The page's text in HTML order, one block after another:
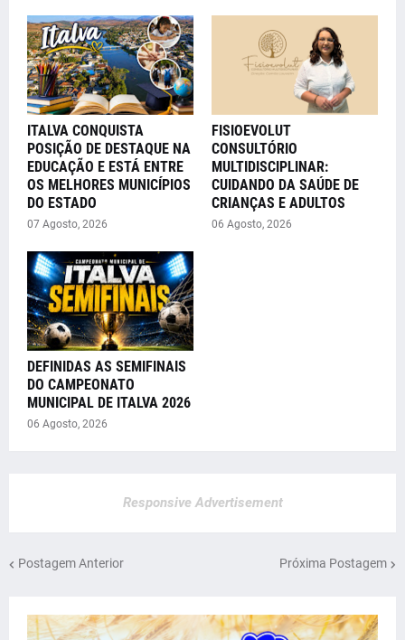
ITALVA CONQUISTA
POSIÇÃO DE DESTAQUE NA
EDUCAÇÃO E ESTÁ ENTRE
OS MELHORES MUNICÍPIOS
DO ESTADO
07 Agosto, 2026
FISIOEVOLUT
CONSULTÓRIO
MULTIDISCIPLINAR:
CUIDANDO DA SAÚDE DE
CRIANÇAS E ADULTOS
06 Agosto, 2026
DEFINIDAS AS SEMIFINAIS
DO CAMPEONATO
MUNICIPAL DE ITALVA 2026
06 Agosto, 2026
Responsive Advertisement
Postagem Anterior Próxima Postagem